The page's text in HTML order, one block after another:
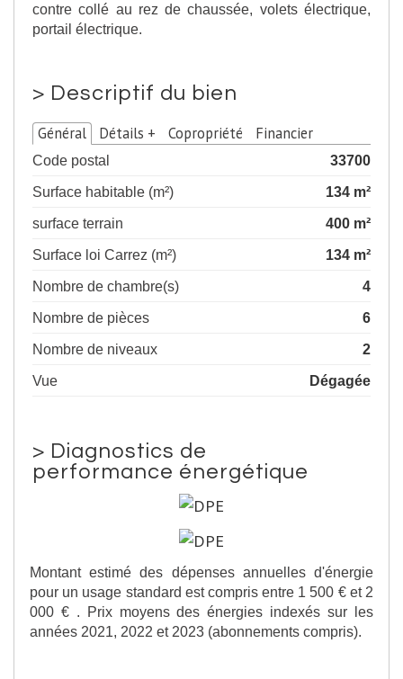
contre collé au rez de chaussée, volets électrique,
portail électrique.
> Descriptif du bien
Général Détails + Copropriété Financier
Code postal
33700
Surface habitable (m²)
134 m²
surface terrain
400 m²
Surface loi Carrez (m²)
134 m²
Nombre de chambre(s)
4
Nombre de pièces
6
Nombre de niveaux
2
Vue
Dégagée
> Diagnostics de
performance énergétique
Montant estimé des dépenses annuelles d'énergie
pour un usage standard est compris entre 1 500 € et 2
000 € . Prix moyens des énergies indexés sur les
années 2021, 2022 et 2023 (abonnements compris).